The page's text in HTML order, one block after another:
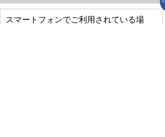
スマートフォンでご利用されている場